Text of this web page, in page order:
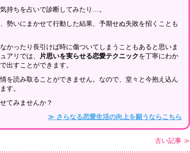
持ちを占いで診断してみたり…。
勢いにまかせて行動した結果、予期せぬ失敗を招くことも
かったり長引けば時に傷ついてしまうこともあると思いま
アリでは、 片思いを実らせる恋愛テクニックを丁寧にわか
出すことができます。
を読み取ることができません。なので、堂々と今抱え込ん
す。
てみませんか？
≫ さらなる恋愛生活の向上を願うならこちら
古い記事 ≫